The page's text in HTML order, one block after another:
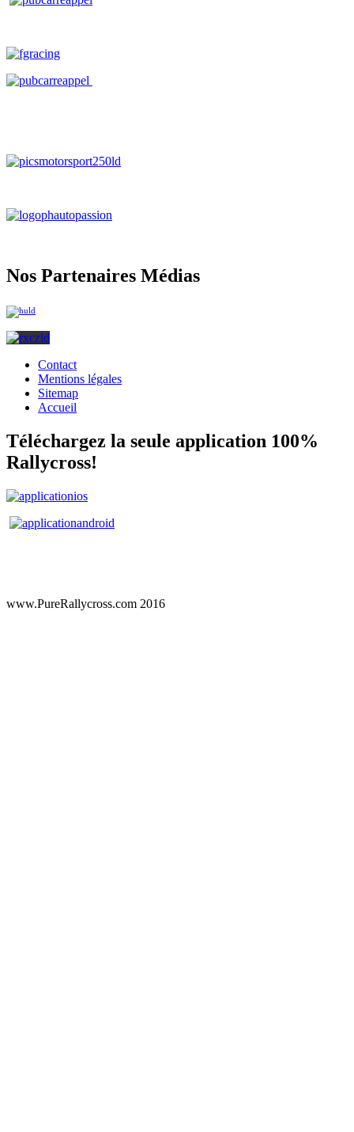
Nos Partenaires Médias
Contact
Mentions légales
Sitemap
Accueil
Téléchargez la seule application 100%
Rallycross!
www.PureRallycross.com 2016